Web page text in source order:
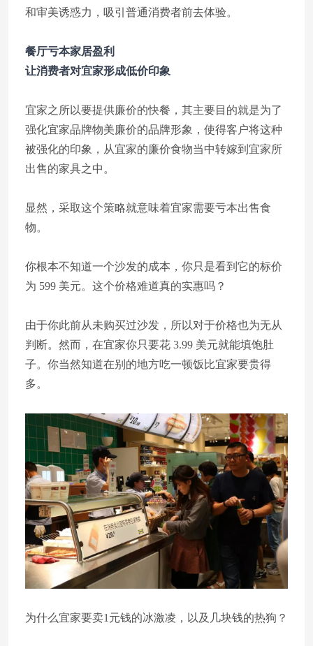
和审美诱惑力，吸引普通消费者前去体验。
餐厅亏本家居盈利
让消费者对宜家形成低价印象
宜家之所以要提供廉价的快餐，其主要目的就是为了
强化宜家品牌物美廉价的品牌形象，使得客户将这种
被强化的印象，从宜家的廉价食物当中转嫁到宜家所
出售的家具之中。
显然，采取这个策略就意味着宜家需要亏本出售食
物。
你根本不知道一个沙发的成本，你只是看到它的标价
为 599 美元。这个价格难道真的实惠吗？
由于你此前从未购买过沙发，所以对于价格也为无从
判断。然而，在宜家你只要花 3.99 美元就能填饱肚
子。你当然知道在别的地方吃一顿饭比宜家要贵得
多。
为什么宜家要卖1元钱的冰激凌，以及几块钱的热狗？